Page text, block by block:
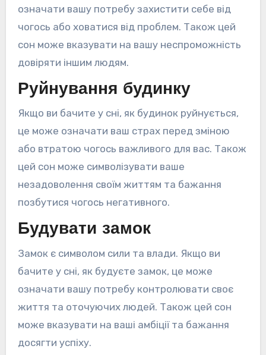
означати вашу потребу захистити себе від
чогось або ховатися від проблем. Також цей
сон може вказувати на вашу неспроможність
довіряти іншим людям.
Руйнування будинку
Якщо ви бачите у сні, як будинок руйнується,
це може означати ваш страх перед зміною
або втратою чогось важливого для вас. Також
цей сон може символізувати ваше
незадоволення своїм життям та бажання
позбутися чогось негативного.
Будувати замок
Замок є символом сили та влади. Якщо ви
бачите у сні, як будуєте замок, це може
означати вашу потребу контролювати своє
життя та оточуючих людей. Також цей сон
може вказувати на ваші амбіції та бажання
досягти успіху.